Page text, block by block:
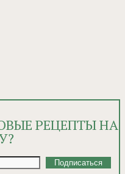
РЕЦЕПТЫ НА